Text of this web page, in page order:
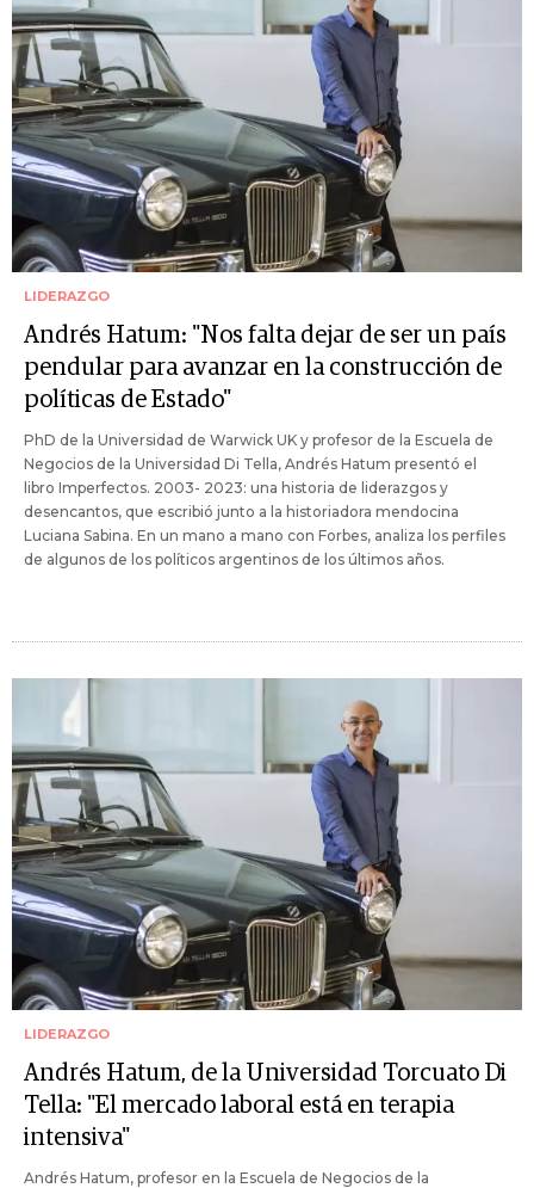
LIDERAZGO
Andrés Hatum: "Nos falta dejar de ser un país
pendular para avanzar en la construcción de
políticas de Estado"
PhD de la Universidad de Warwick UK y profesor de la Escuela de
Negocios de la Universidad Di Tella, Andrés Hatum presentó el
libro Imperfectos. 2003- 2023: una historia de liderazgos y
desencantos, que escribió junto a la historiadora mendocina
Luciana Sabina. En un mano a mano con Forbes, analiza los perfiles
de algunos de los políticos argentinos de los últimos años.
LIDERAZGO
Andrés Hatum, de la Universidad Torcuato Di
Tella: "El mercado laboral está en terapia
intensiva"
Andrés Hatum, profesor en la Escuela de Negocios de la